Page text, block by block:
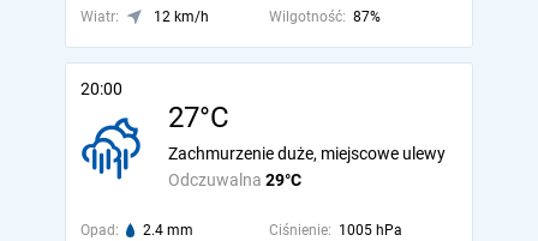
Wiatr:
12 km/h Wilgotność: 87%
20:00
27°C
Odczuwalna 29°C
Zachmurzenie duże, miejscowe ulewy
Opad: 2.4 mm Ciśnienie: 1005 hPa